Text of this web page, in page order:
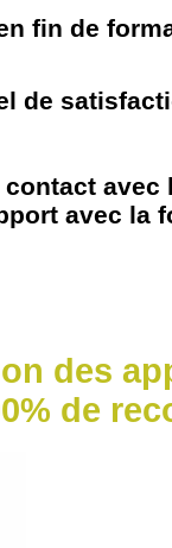
fin de
de
avec
avec la
des
de